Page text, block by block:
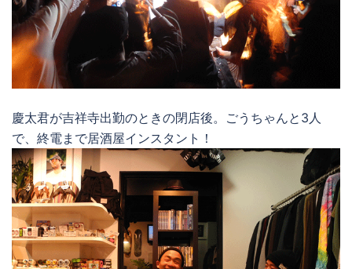
慶太君が吉祥寺出勤のときの閉店後。ごうちゃんと3人
で、終電まで居酒屋インスタント！